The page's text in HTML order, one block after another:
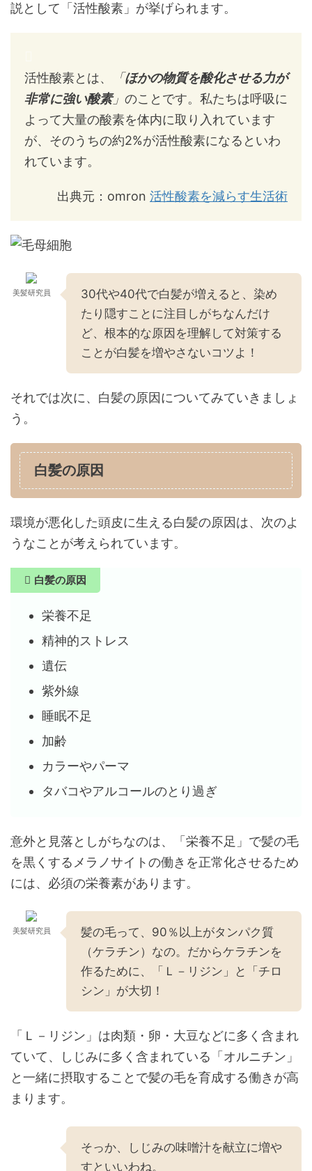
説として「活性酸素」が挙げられます。
活性酸素とは、 「ほかの物質を酸化させる力が
非常に強い酸素」 のことです。私たちは呼吸に
よって大量の酸素を体内に取り入れています
が、そのうちの約2%が活性酸素になるといわ
れています。
出典元：omron 活性酸素を減らす生活術
美髪研究員
30代や40代で白髪が増えると、染め
たり隠すことに注目しがちなんだけ
ど、根本的な原因を理解して対策する
ことが白髪を増やさないコツよ！
それでは次に、白髪の原因についてみていきましょ
う。
白髪の原因
環境が悪化した頭皮に生える白髪の原因は、次のよ
うなことが考えられています。
白髪の原因
栄養不足
精神的ストレス
遺伝
紫外線
睡眠不足
加齢
カラーやパーマ
タバコやアルコールのとり過ぎ
意外と見落としがちなのは、「栄養不足」で髪の毛
を黒くするメラノサイトの働きを正常化させるため
には、必須の栄養素があります。
美髪研究員
髪の毛って、90％以上がタンパク質
（ケラチン）なの。だからケラチンを
作るために、「Ｌ－リジン」と「チロ
シン」が大切！
「Ｌ－リジン」は肉類・卵・大豆などに多く含まれ
ていて、しじみに多く含まれている「オルニチン」
と一緒に摂取することで髪の毛を育成する働きが高
まります。
そっか、しじみの味噌汁を献立に増や
すといいわね。